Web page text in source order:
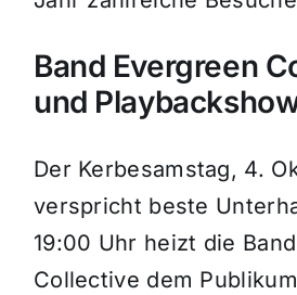
Band Evergreen
und
Der Kerbesamstag, 4.
verspricht beste
19:00 Uhr heizt die
Collective dem